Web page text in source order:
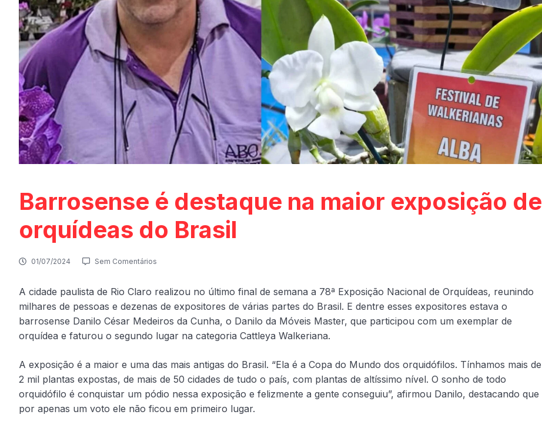
Barrosense é destaque na maior exposição de
orquídeas do Brasil
01/07/2024 Sem Comentários
A cidade paulista de Rio Claro realizou no último final de semana a 78ª Exposição Nacional de Orquídeas, reunindo
milhares de pessoas e dezenas de expositores de várias partes do Brasil. E dentre esses expositores estava o
barrosense Danilo César Medeiros da Cunha, o Danilo da Móveis Master, que participou com um exemplar de
orquídea e faturou o segundo lugar na categoria Cattleya Walkeriana.
A exposição é a maior e uma das mais antigas do Brasil. “Ela é a Copa do Mundo dos orquidófilos. Tínhamos mais de
2 mil plantas expostas, de mais de 50 cidades de tudo o país, com plantas de altíssimo nível. O sonho de todo
orquidófilo é conquistar um pódio nessa exposição e felizmente a gente conseguiu”, afirmou Danilo, destacando que
por apenas um voto ele não ficou em primeiro lugar.